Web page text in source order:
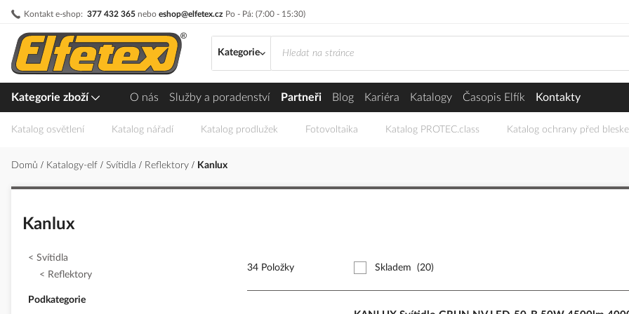
Kontakt e-shop: 377 432 365 nebo eshop@elfetex.cz Po - Pá: (7:00 - 15:30)
Přejít
obsah
Kategorie
Kategorie zboží O nás Služby a poradenství Partneři Blog Kariéra Katalogy Časopis Elfík Kontakty
Katalog osvětlení Katalog nářadí Katalog prodlužek Fotovoltaika Katalog PROTEC.class Katalog ochrany před
Domů Katalogy-elf Svítidla Reflektory Kanlux
Kanlux
34 Položky Skladem (20)
Svítidla
Reflektory
Podkategorie